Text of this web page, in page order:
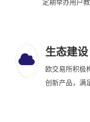
定期举办用户
生态建设
欧交易所积极
创新产品，满